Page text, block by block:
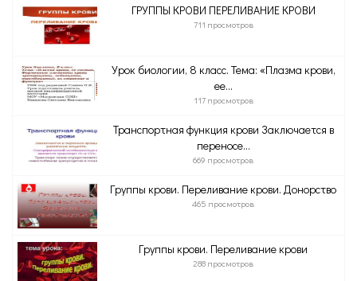
ГРУППЫ КРОВИ ПЕРЕЛИВАНИЕ КРОВИ
711 просмотров
Урок биологии, 8 класс. Тема: «Плазма крови,
ее...
117 просмотров
Транспортная функция крови Заключается в
переносе...
669 просмотров
Группы крови. Переливание крови. Донорство
465 просмотров
Группы крови. Переливание крови
288 просмотров